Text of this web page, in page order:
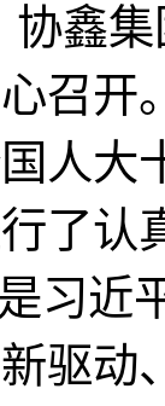
鑫集
召开
人大
了认
习近
驱动